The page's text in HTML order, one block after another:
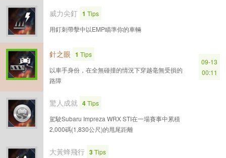
威力尖釘 1 Tips
用釘刺帶擊中以EMP瞄準你的車輛
針之眼 1 Tips
以車手身份，在全無碰撞的情況下穿越毫無受損的
路障
09-13
00:11
驚人成就 4Tips
駕駛Subaru Impreza WRX STI在一場賽事中累積
2,000碼(1,830公尺)的甩尾距離
大黃蜂飛行 3Tips